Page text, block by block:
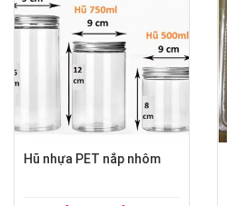
Hũ nhựa PET nắp nhôm